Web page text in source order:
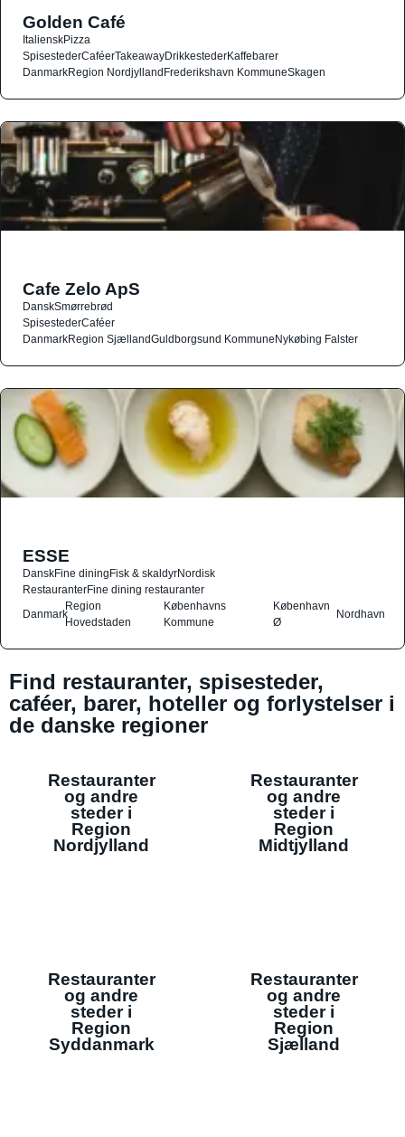
Golden Café
ItalienskPizza
SpisestederCaféerTakeawayDrikkestederKaffebarer
DanmarkRegion NordjyllandFrederikshavn KommuneSkagen
Cafe Zelo ApS
DanskSmørrebrød
SpisestederCaféer
DanmarkRegion SjællandGuldborgsund KommuneNykøbing Falster
ESSE
DanskFine diningFisk & skaldyrNordisk
RestauranterFine dining restauranter
Danmark
Region
Hovedstaden
Københavns
Kommune
København
Ø
Nordhavn
Find restauranter, spisesteder,
caféer, barer, hoteller og forlystelser i
de danske regioner
Restauranter
og andre
steder i
Region
Nordjylland
Restauranter
og andre
steder i
Region
Midtjylland
Restauranter
og andre
steder i
Region
Syddanmark
Restauranter
og andre
steder i
Region
Sjælland